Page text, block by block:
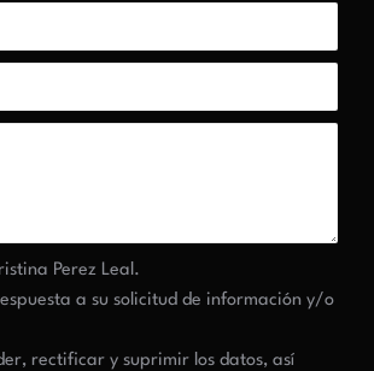
Perez Leal.
a su solicitud de información y/o
rectificar y suprimir los datos, así